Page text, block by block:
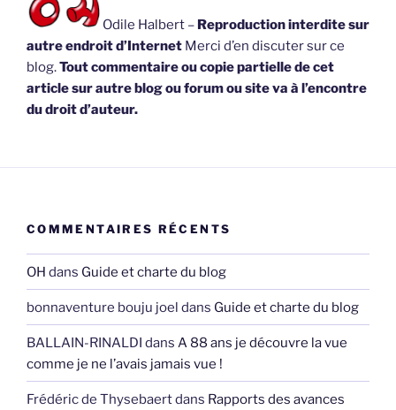
Odile Halbert – Reproduction interdite sur
autre endroit d’Internet Merci d’en discuter sur ce
blog.Tout commentaire ou copie partielle de cet
article sur autre blog ou forum ou site va à l’encontre
du droit d’auteur.
COMMENTAIRES RÉCENTS
OH dans Guide et charte du blog
bonnaventure bouju joel dans Guide et charte du blog
BALLAIN-RINALDI dans A 88 ans je découvre la vue
comme je ne l’avais jamais vue !
Frédéric de Thysebaertdans Rapports des avances